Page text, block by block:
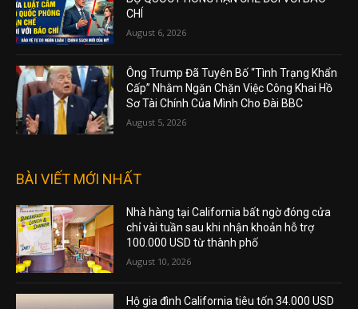
CHÍ
August 6, 2026
Ông Trump Đã Tuyên Bố “Tình Trạng Khẩn
Cấp” Nhằm Ngăn Chặn Việc Công Khai Hồ
Sơ Tài Chính Của Mình Cho Đài BBC
August 5, 2026
BÀI VIẾT MỚI NHẤT
Nhà hàng tại California bất ngờ đóng cửa
chỉ vài tuần sau khi nhận khoản hỗ trợ
100.000 USD từ thành phố
August 10, 2026
Hộ gia đình California tiêu tốn 34.000 USD